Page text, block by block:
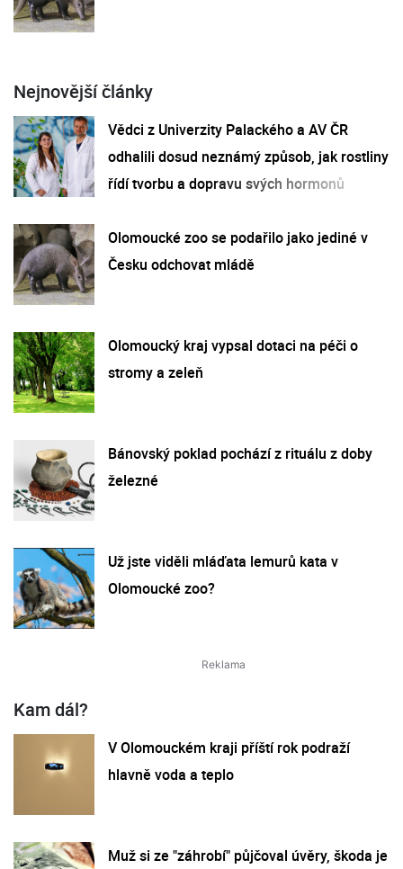
Nejnovější články
Vědci z Univerzity Palackého a AV ČR
odhalili dosud neznámý způsob, jak rostliny
řídí tvorbu a dopravu svých hormonů
Olomoucké zoo se podařilo jako jediné v
Česku odchovat mládě
Olomoucký kraj vypsal dotaci na péči o
stromy a zeleň
Bánovský poklad pochází z rituálu z doby
železné
Už jste viděli mláďata lemurů kata v
Olomoucké zoo?
Kam dál?
V Olomouckém kraji příští rok podraží
hlavně voda a teplo
Muž si ze "záhrobí" půjčoval úvěry, škoda je